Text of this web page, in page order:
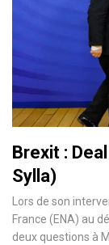
Brexit :
Sylla)
Lors de son
France (ENA) au
deux questions à